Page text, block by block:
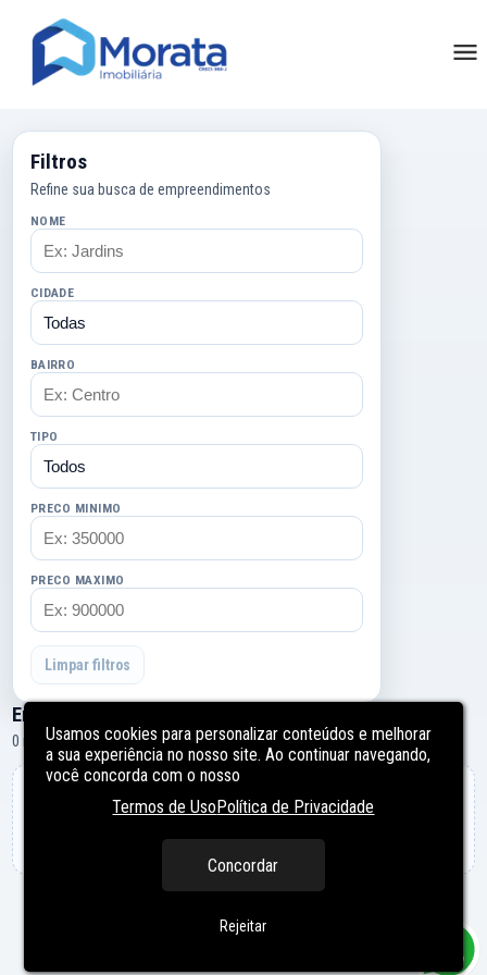
Usamos cookies para personalizar conteúdos e melhorar
a sua experiência no nosso site. Ao continuar navegando,
você concorda com o nosso
Termos de UsoPolítica de Privacidade
Concordar
Rejeitar
Filtros
Refine sua busca de empreendimentos
NOME
CIDADE
BAIRRO
TIPO
PRECO MINIMO
PRECO MAXIMO
Limpar filtros
Empreendimentos
0 resultados
Nenhum empreendimento encontrado
Tente ajustar os filtros para ampliar a busca.